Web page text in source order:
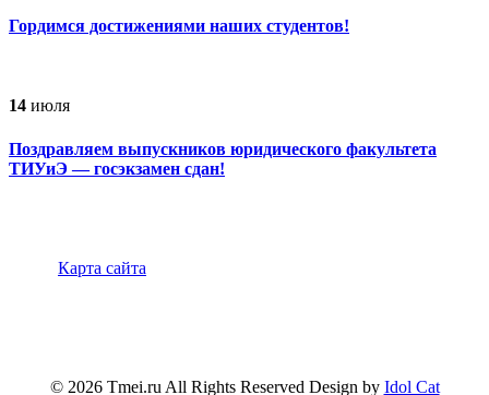
Гордимся достижениями наших студентов!
14 июля
Поздравляем выпускников юридического факультета
ТИУиЭ — госэкзамен сдан!
Карта сайта
© 2026 Tmei.ru All Rights Reserved Design by Idol Cat